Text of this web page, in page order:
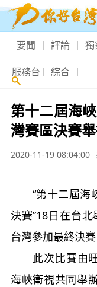
要聞 評論 獨
服務台 綜合
第十二屆海
灣賽區決賽
2020-11-19 08:04:00
“第十二屆海
決賽”18日在台
台灣參加最終決
此次比賽由旺
海峽衛視共同舉